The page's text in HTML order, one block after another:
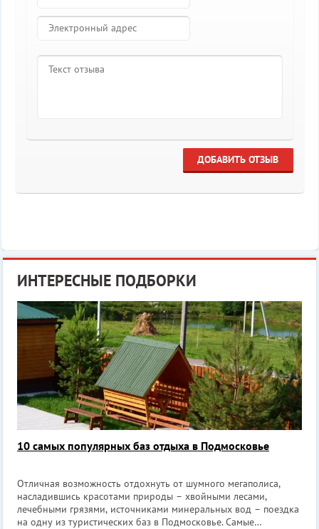
ДОБАВИТЬ ОТЗЫВ
ИНТЕРЕСНЫЕ ПОДБОРКИ
10 самых популярных баз отдыха в Подмосковье
Отличная возможность отдохнуть от шумного мегаполиса,
насладившись красотами природы – хвойными лесами,
лечебными грязями, источниками минеральных вод – поездка
на одну из туристических баз в Подмосковье. Самые